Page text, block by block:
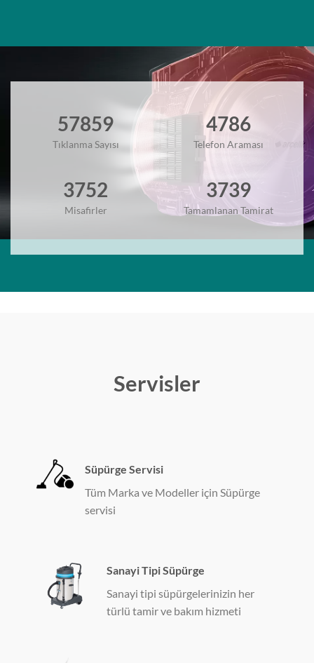
57859
Tıklanma Sayısı
4786
Telefon Araması
3752
Misafirler
3739
Tamamlanan Tamirat
Servisler
Süpürge Servisi
Tüm Marka ve Modeller için Süpürge
servisi
Sanayi Tipi Süpürge
Sanayi tipi süpürgelerinizin her
türlü tamir ve bakım hizmeti